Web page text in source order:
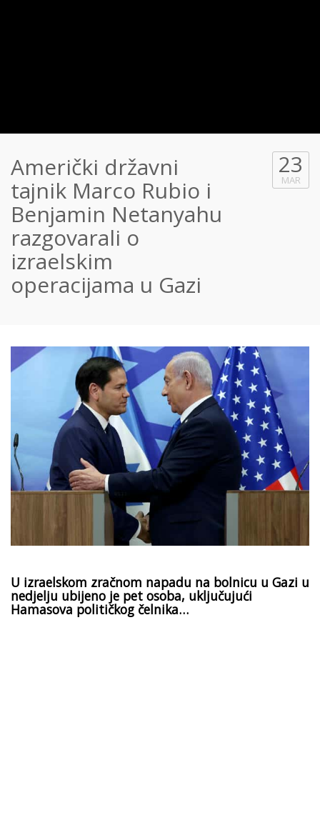
Američki državni
tajnik Marco Rubio i
Benjamin Netanyahu
razgovarali o
izraelskim
operacijama u Gazi
23
MAR
U izraelskom zračnom napadu na bolnicu u Gazi u
nedjelju ubijeno je pet osoba, uključujući
Hamasova političkog čelnika…